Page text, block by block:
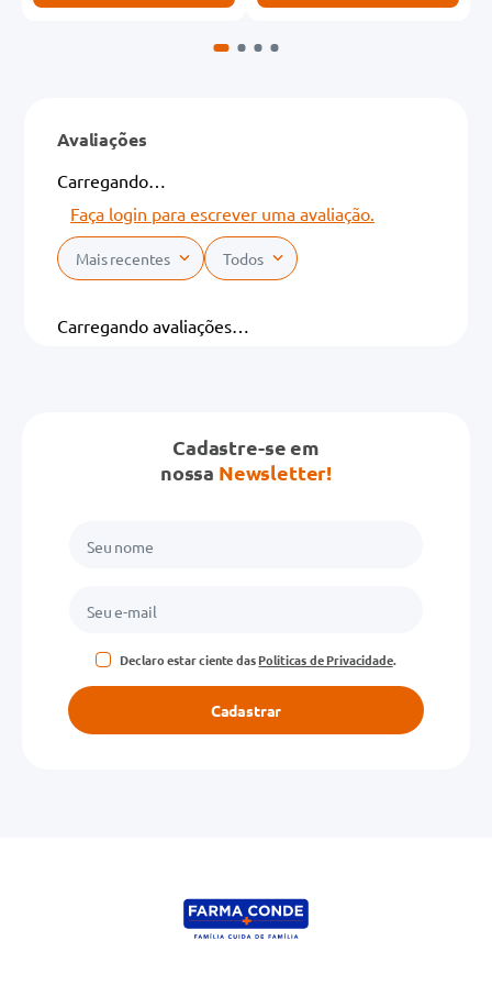
Avaliações
Carregando…
Faça login para escrever uma avaliação.
Mais recentes Todos
Carregando avaliações…
Cadastre-se em
nossa Newsletter!
Declaro estar ciente dasPolíticas de Privacidade.
Cadastrar